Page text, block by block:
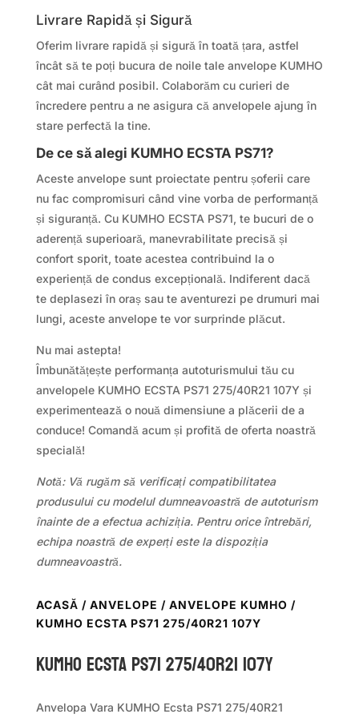
Livrare Rapidă și Sigură
Oferim livrare rapidă și sigură în toată țara, astfel
încât să te poți bucura de noile tale anvelope KUMHO
cât mai curând posibil. Colaborăm cu curieri de
încredere pentru a ne asigura că anvelopele ajung în
stare perfectă la tine.
De ce să alegi KUMHO ECSTA PS71?
Aceste anvelope sunt proiectate pentru șoferii care
nu fac compromisuri când vine vorba de performanță
și siguranță. Cu KUMHO ECSTA PS71, te bucuri de o
aderență superioară, manevrabilitate precisă și
confort sporit, toate acestea contribuind la o
experiență de condus excepțională. Indiferent dacă
te deplasezi în oraș sau te aventurezi pe drumuri mai
lungi, aceste anvelope te vor surprinde plăcut.
Nu mai astepta!
Îmbunătățește performanța autoturismului tău cu
anvelopele KUMHO ECSTA PS71 275/40R21 107Y și
experimentează o nouă dimensiune a plăcerii de a
conduce! Comandă acum și profită de oferta noastră
specială!
Notă: Vă rugăm să verificați compatibilitatea
produsului cu modelul dumneavoastră de autoturism
înainte de a efectua achiziția. Pentru orice întrebări,
echipa noastră de experți este la dispoziția
dumneavoastră.
ACASĂ / ANVELOPE / ANVELOPE KUMHO /
KUMHO ECSTA PS71 275/40R21 107Y
Kumho ECSTA PS71 275/40R21 107Y
Anvelopa Vara KUMHO Ecsta PS71 275/40R21